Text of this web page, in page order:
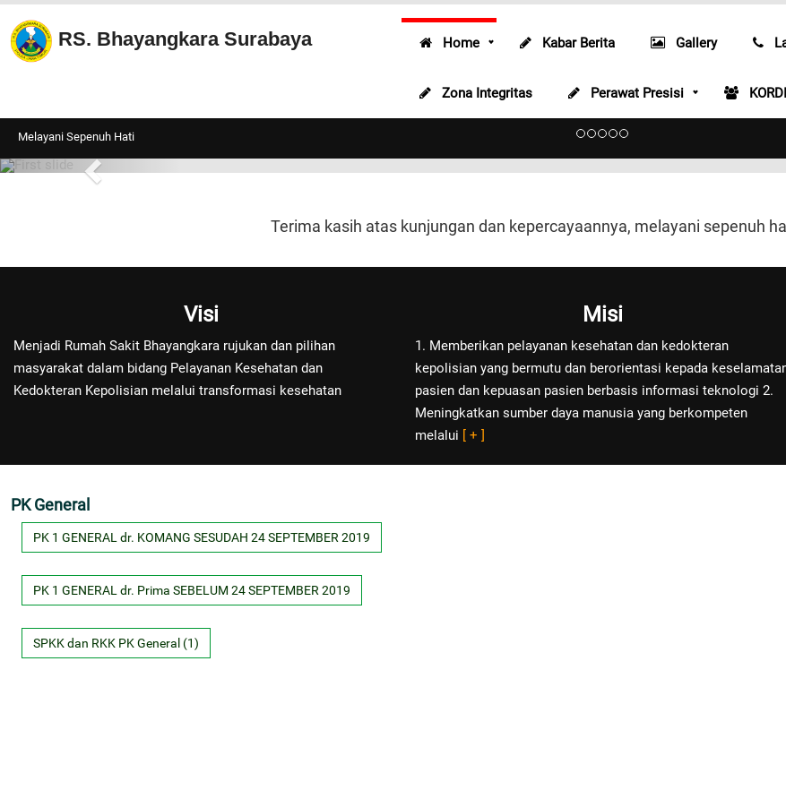
RS. Bhayangkara Surabaya Home Kabar Berita Gallery
Zona Integritas Perawat Presisi
Melayani Sepenuh Hati
Terima kasih atas kunjungan dan kepercayaannya, melayani sepenuh
Visi
Menjadi Rumah Sakit Bhayangkara rujukan dan pilihan
masyarakat dalam bidang Pelayanan Kesehatan dan
Kedokteran Kepolisian melalui transformasi kesehatan
Misi
1. Memberikan pelayanan kesehatan dan kedokteran
kepolisian yang bermutu dan berorientasi kepada
pasien dan kepuasan pasien berbasis informasi teknologi 2.
Meningkatkan sumber daya manusia yang berkompeten
melalui [ + ]
PK General
PK 1 GENERAL dr. KOMANG SESUDAH 24 SEPTEMBER 2019
PK 1 GENERAL dr. Prima SEBELUM 24 SEPTEMBER 2019
SPKK dan RKK PK General (1)